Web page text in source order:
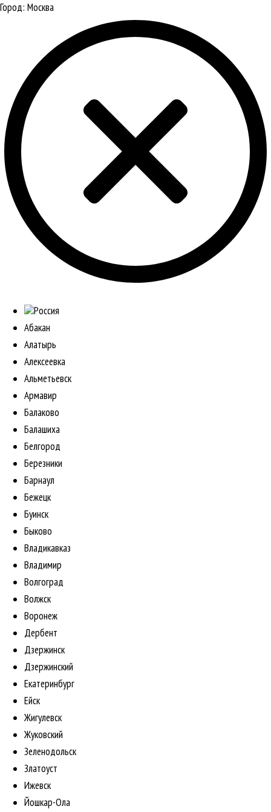
Город: Москва
Россия
Абакан
Алатырь
Алексеевка
Альметьевск
Армавир
Балаково
Балашиха
Белгород
Березники
Барнаул
Бежецк
Буинск
Быково
Владикавказ
Владимир
Волгоград
Волжск
Воронеж
Дербент
Дзержинск
Дзержинский
Екатеринбург
Ейск
Жигулевск
Жуковский
Зеленодольск
Златоуст
Ижевск
Йошкар-Ола